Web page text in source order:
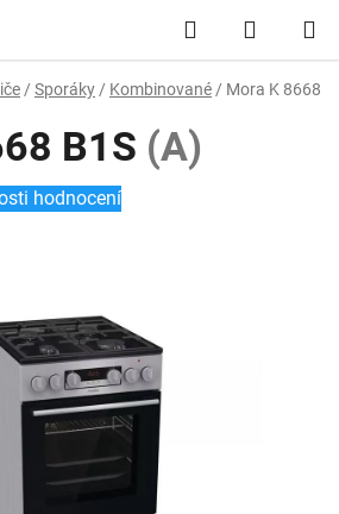
Hledat
KOŠÍK
/ Sporáky / Kombinované / Mora K 8668
B1S (A)
hodnocení